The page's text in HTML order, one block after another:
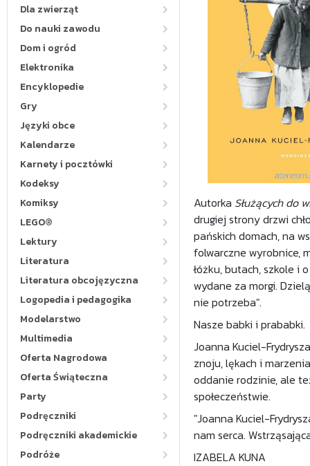
Dla zwierząt
Do nauki zawodu
Dom i ogród
Elektronika
Encyklopedie
Gry
Języki obce
Kalendarze
Karnety i pocztówki
Kodeksy
Komiksy
LEGO®
Lektury
Literatura
Literatura obcojęzyczna
Logopedia i pedagogika
Modelarstwo
Multimedia
Oferta Nagrodowa
Oferta Świąteczna
Party
Podręczniki
Podręczniki akademickie
Podróże
Autorka Służących do
drugiej strony drzwi
pańskich domach, na
folwarczne wyrobnice,
łóżku, butach, szkole i
wydane za morgi.
nie potrzeba".
Nasze babki i prababki.
Joanna Kuciel-
znoju, lękach i
oddanie rodzinie, ale
społeczeństwie.
"Joanna Kuciel-
nam serca.
IZABELA KUNA